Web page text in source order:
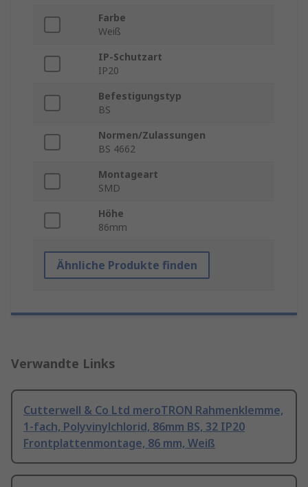
Farbe
Weiß
IP-Schutzart
IP20
Befestigungstyp
BS
Normen/Zulassungen
BS 4662
Montageart
SMD
Höhe
86mm
Ähnliche Produkte finden
Verwandte Links
Cutterwell & Co Ltd meroTRON Rahmenklemme,
1-fach, Polyvinylchlorid, 86mm BS, 32 IP20
Frontplattenmontage, 86 mm, Weiß